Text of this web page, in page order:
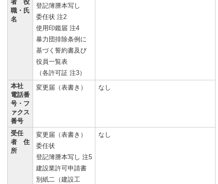
者 役
職・氏
名
登記簿謄本写し
委任状 注2
使用印鑑届 注4
暴力団排除条例に
基づく誓約書及び
役員一覧表
（各許可証 注3）
本社
電話番
号・フ
ァクス
番号
変更届（表書き） なし
受任
者 住
所
変更届（表書き）
委任状
登記簿謄本写し 注5
建設業許可申請書
別紙二（建設工
なし